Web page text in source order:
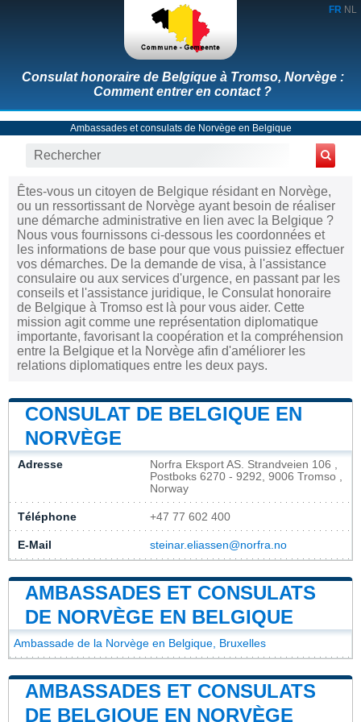
FR NL
Consulat honoraire de Belgique à Tromso, Norvège :
Comment entrer en contact ?
Ambassades et consulats de Norvège en Belgique
Êtes-vous un citoyen de Belgique résidant en Norvège,
ou un ressortissant de Norvège ayant besoin de réaliser
une démarche administrative en lien avec la Belgique ?
Nous vous fournissons ci-dessous les coordonnées et
les informations de base pour que vous puissiez effectuer
vos démarches. De la demande de visa, à l'assistance
consulaire ou aux services d'urgence, en passant par les
conseils et l'assistance juridique, le Consulat honoraire
de Belgique à Tromso est là pour vous aider. Cette
mission agit comme une représentation diplomatique
importante, favorisant la coopération et la compréhension
entre la Belgique et la Norvège afin d'améliorer les
relations diplomatiques entre les deux pays.
CONSULAT DE BELGIQUE EN
NORVÈGE
Adresse
Norfra Eksport AS. Strandveien 106 ,
Postboks 6270 - 9292, 9006 Tromso ,
Norway
Téléphone +47 77 602 400
E-Mail steinar.eliassen@norfra.no
AMBASSADES ET CONSULATS
DE NORVÈGE EN BELGIQUE
Ambassade de la Norvège en Belgique, Bruxelles
AMBASSADES ET CONSULATS
DE BELGIQUE EN NORVÈGE